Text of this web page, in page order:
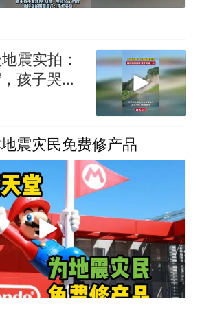
震实拍：
孩子哭成
震灾民免费修产品